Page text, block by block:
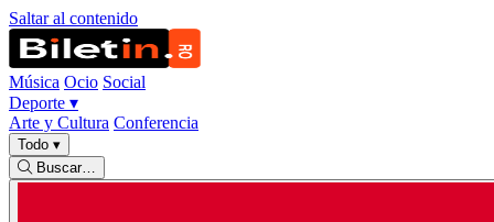
Saltar al contenido
Música Ocio Social
Deporte ▾
Arte y Cultura Conferencia
Todo ▾
Buscar…